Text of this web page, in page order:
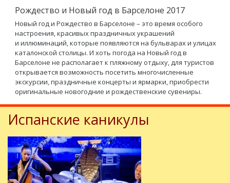
Рождество и Новый год в Барселоне 2017
Новый год и Рождество в Барселоне – это время особого
настроения, красивых праздничных украшений
и иллюминаций, которые появляются на бульварах и улицах
каталонской столицы. И хоть погода на Новый год в
Барселоне не располагает к пляжному отдыху, для туристов
открывается возможность посетить многочисленные
экскурсии, праздничные концерты и ярмарки, приобрести
оригинальные новогодние и рождественские сувениры.
Испанские каникулы